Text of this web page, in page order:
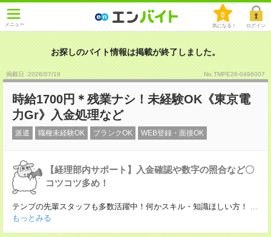
メニュー
0
気になる！ ログイン
お探しのバイト情報は掲載が終了しました。
掲載日 :2026/07/19 No.TMPE26-0496007
時給1700円＊残業ナシ！未経験OK《東京電
力Gr》入金処理など
派遣 職種未経験OK ブランクOK WEB登録・面接OK
【経理部内サポート】入金確認や数字の照合など〇
コツコツ多め！
テンプの先輩スタッフも多数活躍中！何かスキル・知識ほしい方！
...
もっとみる